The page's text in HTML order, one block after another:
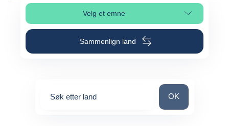
Velg et emneVelg avsnitt på siden
Sammenlign land
Søk etter land Søk etter land
OK